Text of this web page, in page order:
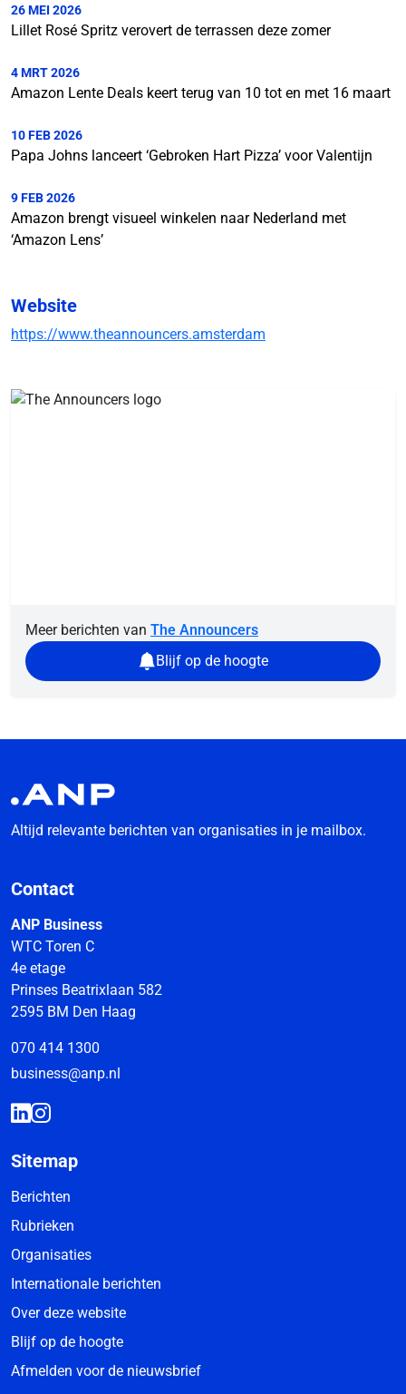
26 MEI 2026
Lillet Rosé Spritz verovert de terrassen deze zomer
4 MRT 2026
Amazon Lente Deals keert terug van 10 tot en met 16 maart
10 FEB 2026
Papa Johns lanceert ‘Gebroken Hart Pizza’ voor Valentijn
9 FEB 2026
Amazon brengt visueel winkelen naar Nederland met
‘Amazon Lens’
Website
https://www.theannouncers.amsterdam
Meer berichten van The Announcers
Blijf op de hoogte
Altijd relevante berichten van organisaties in je mailbox.
Contact
ANP Business
WTC Toren C
4e etage
Prinses Beatrixlaan 582
2595 BM Den Haag
070 414 1300
business@anp.nl
Sitemap
Berichten
Rubrieken
Organisaties
Internationale berichten
Over deze website
Blijf op de hoogte
Afmelden voor de nieuwsbrief